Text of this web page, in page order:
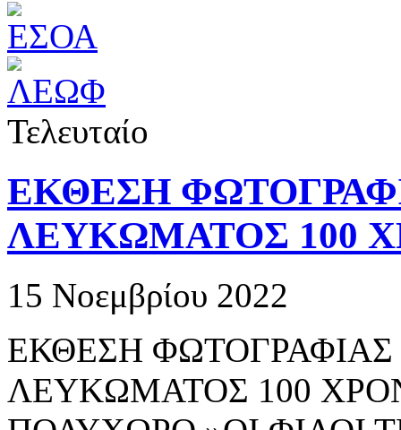
Τελευταίο
ΕΚΘΕΣΗ
ΛΕΥΚΩΜΑΤΟΣ 100
15 Νοεμβρίου 2022
ΕΚΘΕΣΗ
ΛΕΥΚΩΜΑΤΟΣ 100